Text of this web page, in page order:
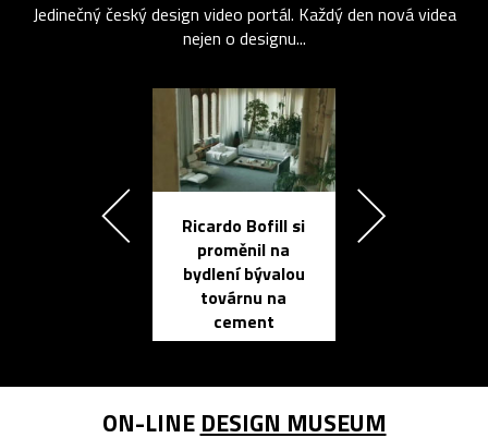
Jedinečný český design video portál. Každý den nová videa
nejen o designu...
Ricardo Bofill si
proměnil na
bydlení bývalou
továrnu na
cement
ON-LINE DESIGN MUSEUM